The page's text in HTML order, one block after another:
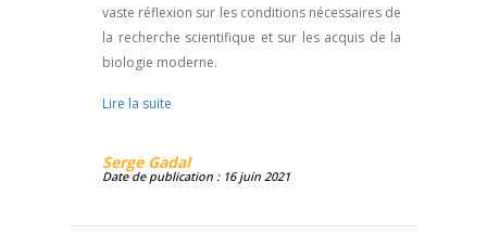
vaste réflexion sur les conditions nécessaires de
la recherche scientifique et sur les acquis de la
biologie moderne.
Lire la suite
Serge Gadal
Date de publication : 16 juin 2021